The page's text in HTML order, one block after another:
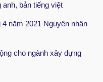
bản tiếng việt
năm 2021 Nguyên nhân
cho ngành xây dựng